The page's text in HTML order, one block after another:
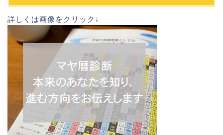
ス
詳しくは画像をクリック↓